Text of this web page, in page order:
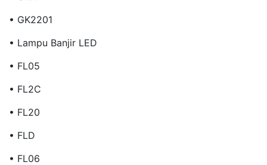
• GK2201
• Lampu Banjir LED
• FL05
• FL2C
• FL20
• FLD
• FL06